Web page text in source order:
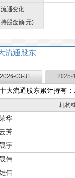
流通变化
持股金额(元)
流通股东
2026-03-31 2025-
大流通股东累计持有：
机构
华
芳
宇
伟
伟